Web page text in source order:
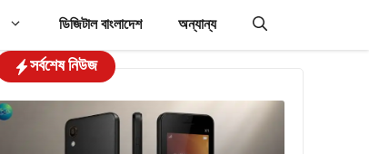
ডিজিটাল বাংলাদেশ অন্যান্য
পেশাজীবী প্যাকেজ চালু
সর্বশেষ নিউজ